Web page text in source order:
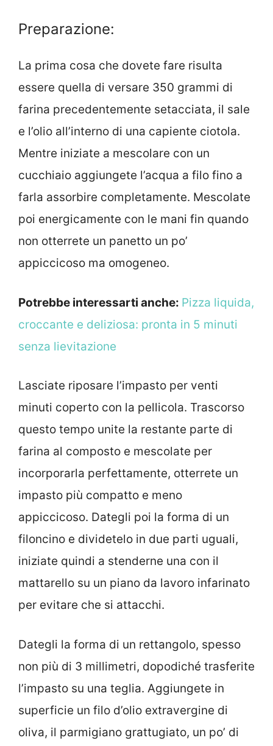
Preparazione:
La prima cosa che dovete fare risulta
essere quella di versare 350 grammi di
farina precedentemente setacciata, il sale
e l’olio all’interno di una capiente ciotola.
Mentre iniziate a mescolare con un
cucchiaio aggiungete l’acqua a filo fino a
farla assorbire completamente. Mescolate
poi energicamente con le mani fin quando
non otterrete un panetto un po’
appiccicoso ma omogeneo.
Potrebbe interessarti anche: Pizza liquida,
croccante e deliziosa: pronta in 5 minuti
senza lievitazione
Lasciate riposare l’impasto per venti
minuti coperto con la pellicola. Trascorso
questo tempo unite la restante parte di
farina al composto e mescolate per
incorporarla perfettamente, otterrete un
impasto più compatto e meno
appiccicoso. Dategli poi la forma di un
filoncino e dividetelo in due parti uguali,
iniziate quindi a stenderne una con il
mattarello su un piano da lavoro infarinato
per evitare che si attacchi.
Dategli la forma di un rettangolo, spesso
non più di 3 millimetri, dopodiché trasferite
l’impasto su una teglia. Aggiungete in
superficie un filo d’olio extravergine di
oliva, il parmigiano grattugiato, un po’ di